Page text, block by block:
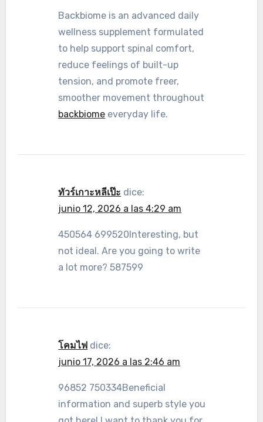
Backbiome is an advanced daily
wellness supplement formulated
to help support spinal comfort,
reduce feelings of built-up
tension, and promote freer,
smoother movement throughout
backbiome everyday life.
ทัวร์เกาะหลีเป๊ะ dice:
junio 12, 2026 a las 4:29 am
450564 699520Interesting, but
not ideal. Are you going to write
a lot more? 587599
โคมไฟ dice:
junio 17, 2026 a las 2:46 am
96852 750334Beneficial
information and superb style you